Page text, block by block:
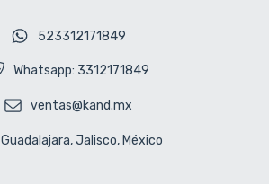
523312171849
Whatsapp: 3312171849
ventas@kand.mx
Guadalajara, Jalisco, México